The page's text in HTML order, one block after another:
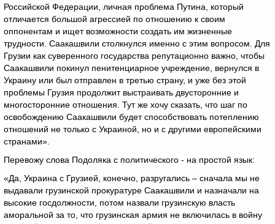
Российской Федерации, личная проблема Путина, который
отличается большой агрессией по отношению к своим
оппонентам и ищет возможности создать им жизненные
трудности. Саакашвили столкнулся именно с этим вопросом. Для
Грузии как суверенного государства репутационно важно, чтобы
Саакашвили покинул пенитенциарное учреждение, вернулся в
Украину или был отправлен в третью страну, и уже без этой
проблемы Грузия продолжит выстраивать двусторонние и
многосторонние отношения. Тут же хочу сказать, что шаг по
освобождению Саакашвили будет способствовать потеплению
отношений не только с Украиной, но и с другими европейскими
странами».
Перевожу слова Подоляка с политического - на простой язык:
«Да, Украина с Грузией, конечно, разругались – сначала мы не
выдавали грузинской прокуратуре Саакашвили и назначали на
высокие госдолжности, потом назвали грузинскую власть
аморальной за то, что грузинская армия не включилась в войну